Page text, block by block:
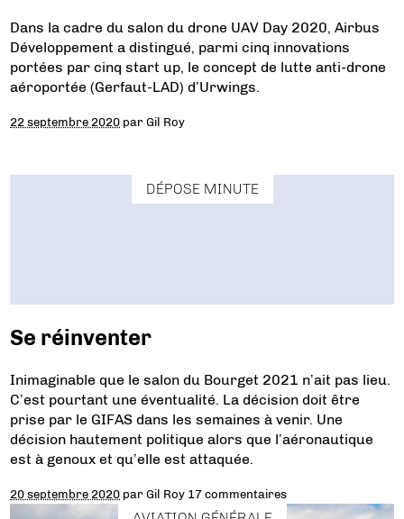
Dans la cadre du salon du drone UAV Day 2020, Airbus
Développement a distingué, parmi cinq innovations
portées par cinq start up, le concept de lutte anti-drone
aéroportée (Gerfaut-LAD) d’Urwings.
22 septembre 2020 parGil Roy
DÉPOSE MINUTE
Se réinventer
Inimaginable que le salon du Bourget 2021 n’ait pas lieu.
C’est pourtant une éventualité. La décision doit être
prise par le GIFAS dans les semaines à venir. Une
décision hautement politique alors que l’aéronautique
est à genoux et qu’elle est attaquée.
20 septembre 2020 parGil Roy 17 commentaires